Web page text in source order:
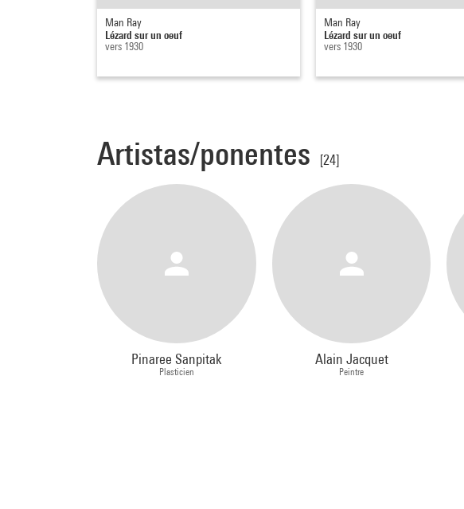
Man Ray
Lézard sur un oeuf
vers 1930
Man Ray
Lézard sur un oeuf
vers 1930
Artistas/ponentes [24]
Pinaree Sanpitak
Plasticien
Alain Jacquet
Peintre